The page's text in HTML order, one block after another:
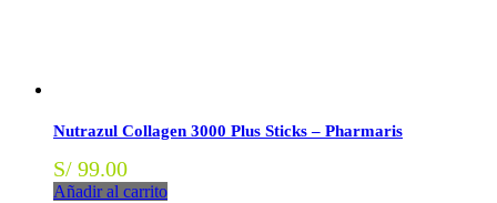
Nutrazul Collagen 3000 Plus Sticks – Pharmaris
S/ 99.00
Añadir al carrito